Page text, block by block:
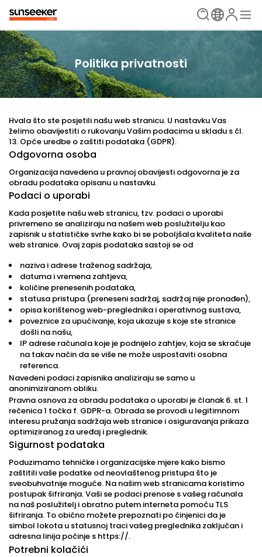
Politika privatnosti
Hvala što ste posjetili našu web stranicu. U nastavku Vas
želimo obavijestiti o rukovanju Vašim podacima u skladu s čl.
13. Opće uredbe o zaštiti podataka (GDPR).
Odgovorna osoba
Organizacija navedena u pravnoj obavijesti odgovorna je za
obradu podataka opisanu u nastavku.
Podaci o uporabi
Kada posjetite našu web stranicu, tzv. podaci o uporabi
privremeno se analiziraju na našem web poslužitelju kao
zapisnik u statističke svrhe kako bi se poboljšala kvaliteta naše
web stranice. Ovaj zapis podataka sastoji se od
naziva i adrese traženog sadržaja,
datuma i vremena zahtjeva,
količine prenesenih podataka,
statusa pristupa (preneseni sadržaj, sadržaj nije pronađen),
opisa korištenog web-preglednika i operativnog sustava,
poveznice za upućivanje, koja ukazuje s koje ste stranice
došli na našu,
IP adrese računala koje je podnijelo zahtjev, koja se skraćuje
na takav način da se više ne može uspostaviti osobna
referenca.
Navedeni podaci zapisnika analiziraju se samo u
anonimiziranom obliku.
Pravna osnova za obradu podataka o uporabi je članak 6. st. 1
rečenica 1 točka f. GDPR-a. Obrada se provodi u legitimnom
interesu pružanja sadržaja web stranice i osiguravanja prikaza
optimiziranog za uređaj i preglednik.
Sigurnost podataka
Poduzimamo tehničke i organizacijske mjere kako bismo
zaštitili vaše podatke od neovlaštenog pristupa što je
sveobuhvatnije moguće. Na našim web stranicama koristimo
postupak šifriranja. Vaši se podaci prenose s vašeg računala
na naš poslužitelj i obratno putem interneta pomoću TLS
šifriranja. To obično možete prepoznati po činjenici da je
simbol lokota u statusnoj traci vašeg preglednika zaključan i
adresna linija počinje s https://.
Potrebni kolačići